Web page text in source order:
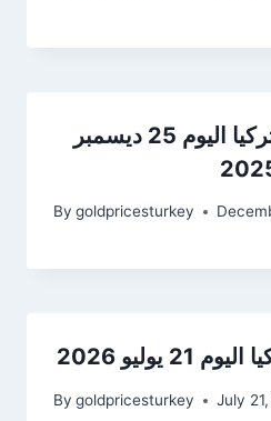
سعر الذهب في تركيا اليوم 25 ديسمبر
By goldpricesturkey
2026
By goldpricesturkey July